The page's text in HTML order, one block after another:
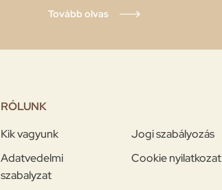
Tovább olvas
RÓLUNK
Kik vagyunk
Jogi szabályozás
Adatvedelmi
szabalyzat
Cookie nyilatkozat